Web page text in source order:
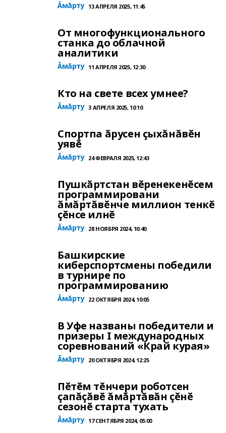
Ăмăрту 13 АПРЕЛЯ 2025, 11:45
От многофункционального
станка до облачной
аналитики
Ăмăрту 11 АПРЕЛЯ 2025, 12:30
Кто на свете всех умнее?
Ăмăрту 3 АПРЕЛЯ 2025, 10:10
Спортпа ăрусен çыхăнăвĕн
уявĕ
Ăмăрту 24 ФЕВРАЛЯ 2025, 12:43
Пушкăртстан вĕренекенĕсем
программировани
ăмăртăвĕнче миллион тенкĕ
çĕнсе илнĕ
Ăмăрту 28 НОЯБРЯ 2024, 10:40
Башкирские
киберспортсмены победили
в турнире по
программированию
Ăмăрту 22 ОКТЯБРЯ 2024, 10:05
В Уфе названы победители и
призеры I международных
соревнований «Край курая»
Ăмăрту 20 ОКТЯБРЯ 2024, 12:25
Пĕтĕм тĕнчери роботсен
çапăçăвĕ ăмăртăвăн çĕнĕ
сезонĕ старта тухать
Ăмăрту 17 СЕНТЯБРЯ 2024, 05:00